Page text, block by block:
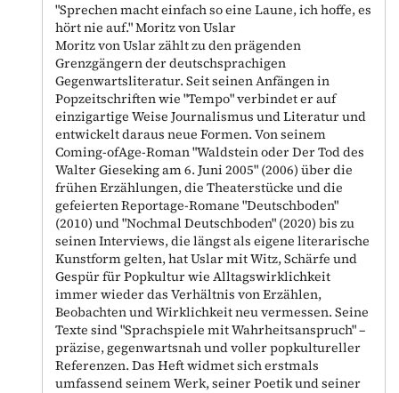
"Sprechen macht einfach so eine Laune, ich hoffe, es
hört nie auf." Moritz von Uslar
Moritz von Uslar zählt zu den prägenden
Grenzgängern der deutschsprachigen
Gegenwartsliteratur. Seit seinen Anfängen in
Popzeitschriften wie "Tempo" verbindet er auf
einzigartige Weise Journalismus und Literatur und
entwickelt daraus neue Formen. Von seinem
Coming-ofAge-Roman "Waldstein oder Der Tod des
Walter Gieseking am 6. Juni 2005" (2006) über die
frühen Erzählungen, die Theaterstücke und die
gefeierten Reportage-Romane "Deutschboden"
(2010) und "Nochmal Deutschboden" (2020) bis zu
seinen Interviews, die längst als eigene literarische
Kunstform gelten, hat Uslar mit Witz, Schärfe und
Gespür für Popkultur wie Alltagswirklichkeit
immer wieder das Verhältnis von Erzählen,
Beobachten und Wirklichkeit neu vermessen. Seine
Texte sind "Sprachspiele mit Wahrheitsanspruch" –
präzise, gegenwartsnah und voller popkultureller
Referenzen. Das Heft widmet sich erstmals
umfassend seinem Werk, seiner Poetik und seiner